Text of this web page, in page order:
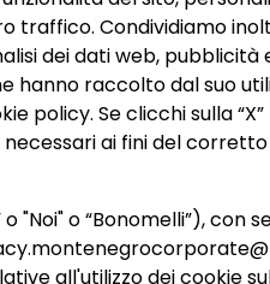
traffico. Condividiamo
dei dati web,
hanno raccolto dal suo
policy. Se clicchi sulla
ai fini del
"Noi" o “Bonomelli”),
all'utilizzo dei cookie